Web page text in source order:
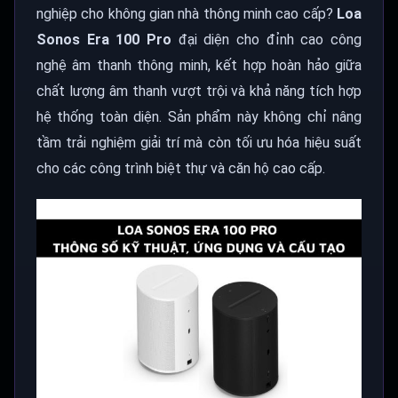
nghiệp cho không gian nhà thông minh cao cấp? Loa
Sonos Era 100 Pro đại diện cho đỉnh cao công
nghệ âm thanh thông minh, kết hợp hoàn hảo giữa
chất lượng âm thanh vượt trội và khả năng tích hợp
hệ thống toàn diện. Sản phẩm này không chỉ nâng
tầm trải nghiệm giải trí mà còn tối ưu hóa hiệu suất
cho các công trình biệt thự và căn hộ cao cấp.